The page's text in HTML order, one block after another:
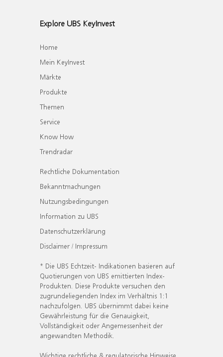
Explore UBS KeyInvest
Home
Mein KeyInvest
Märkte
Produkte
Themen
Service
Know How
Trendradar
Rechtliche Dokumentation
Bekanntmachungen
Nutzungsbedingungen
Information zu UBS
Datenschutzerklärung
Disclaimer / Impressum
* Die UBS Echtzeit- Indikationen basieren auf
Quotierungen von UBS emittierten Index-
Produkten. Diese Produkte versuchen den
zugrundeliegenden Index im Verhältnis 1:1
nachzufolgen. UBS übernimmt dabei keine
Gewährleistung für die Genauigkeit,
Vollständigkeit oder Angemessenheit der
angewandten Methodik.